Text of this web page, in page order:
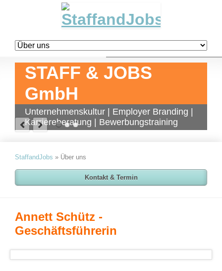
Navigation
überspringen
STAFF & JOBS
GmbH
Unternehmenskultur | Employer Branding |
Karriereberatung | Bewerbungstraining
StaffandJobs » Über uns
Kontakt & Termin
Annett Schütz -
Geschäftsführerin